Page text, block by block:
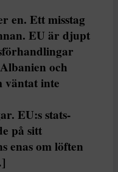
en. Ett misstag
EU är djupt
och
väntat inte
EU:s stats-
på sitt
enas om löften